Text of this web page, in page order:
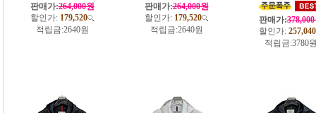
판매가:264,000원
할인가: 179,520
적립금:2640원
판매가:264,000원
할인가: 179,520
적립금:2640원
판매가:
할인가: 257,040
적립금:3780